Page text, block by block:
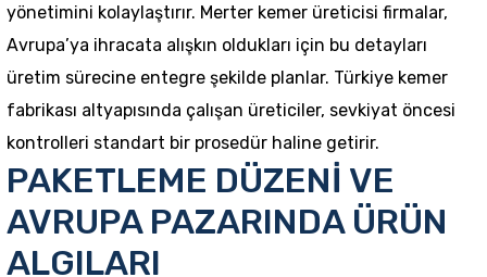
yönetimini kolaylaştırır. Merter kemer üreticisi firmalar,
Avrupa’ya ihracata alışkın oldukları için bu detayları
üretim sürecine entegre şekilde planlar. Türkiye kemer
fabrikası altyapısında çalışan üreticiler, sevkiyat öncesi
kontrolleri standart bir prosedür haline getirir.
PAKETLEME DÜZENİ VE
AVRUPA PAZARINDA ÜRÜN
ALGILARI